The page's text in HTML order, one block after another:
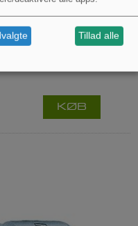
KØB
Tillad alle